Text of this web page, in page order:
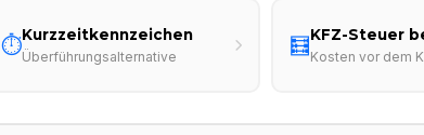
⏱️Kurzzeitkennzeichen
Überführungsalternative 🧮KFZ-Steuer
Kosten vor dem